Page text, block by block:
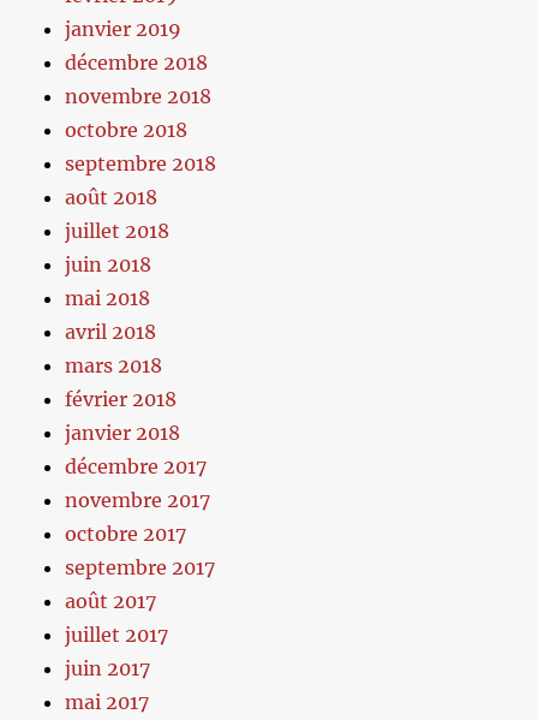
janvier 2019
décembre 2018
novembre 2018
octobre 2018
septembre 2018
août 2018
juillet 2018
juin 2018
mai 2018
avril 2018
mars 2018
février 2018
janvier 2018
décembre 2017
novembre 2017
octobre 2017
septembre 2017
août 2017
juillet 2017
juin 2017
mai 2017